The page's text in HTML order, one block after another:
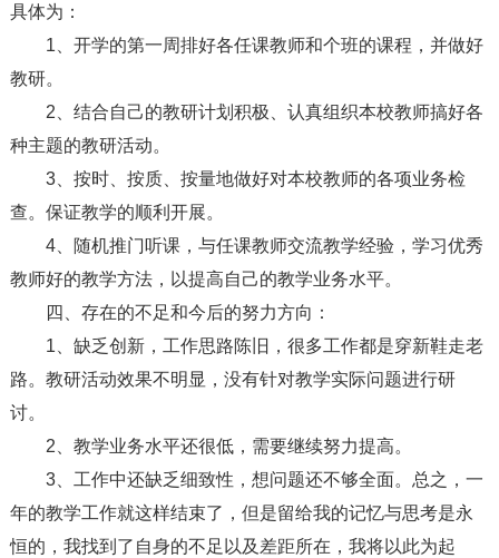
具体为：
1、开学的第一周排好各任课教师和个班的课程，并做好
教研。
2、结合自己的教研计划积极、认真组织本校教师搞好各
种主题的教研活动。
3、按时、按质、按量地做好对本校教师的各项业务检
查。保证教学的顺利开展。
4、随机推门听课，与任课教师交流教学经验，学习优秀
教师好的教学方法，以提高自己的教学业务水平。
四、存在的不足和今后的努力方向：
1、缺乏创新，工作思路陈旧，很多工作都是穿新鞋走老
路。教研活动效果不明显，没有针对教学实际问题进行研
讨。
2、教学业务水平还很低，需要继续努力提高。
3、工作中还缺乏细致性，想问题还不够全面。总之，一
年的教学工作就这样结束了，但是留给我的记忆与思考是永
恒的，我找到了自身的不足以及差距所在，我将以此为起